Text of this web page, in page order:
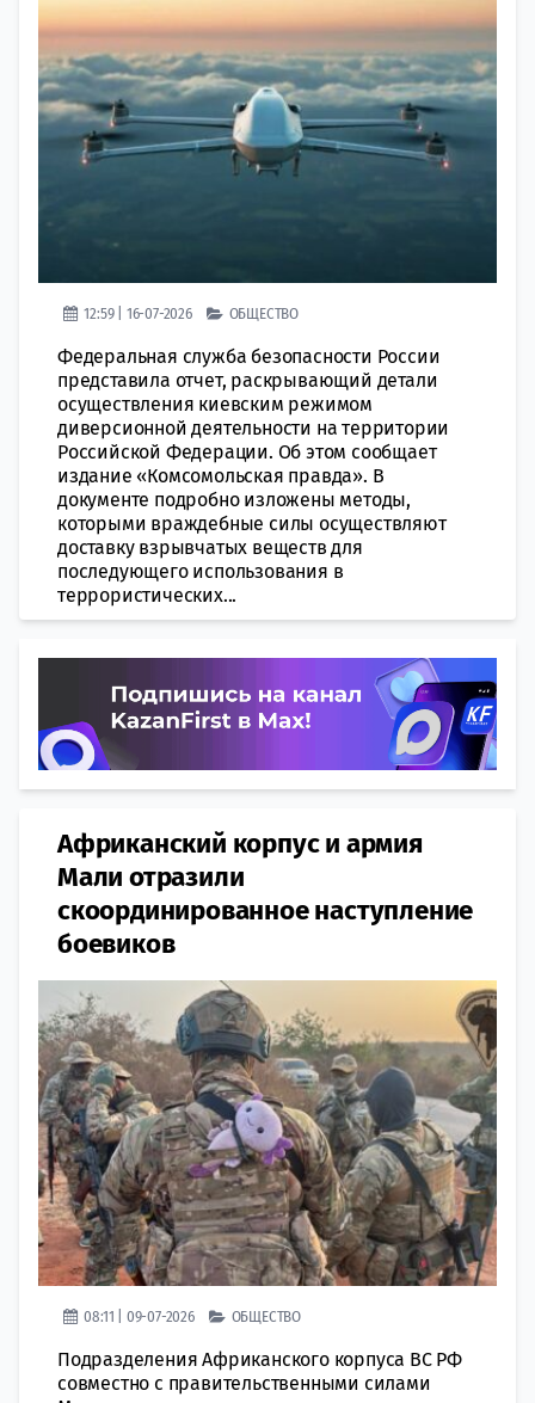
12:59 | 16-07-2026 ОБЩЕСТВО
Федеральная служба безопасности России
представила отчет, раскрывающий детали
осуществления киевским режимом
диверсионной деятельности на территории
Российской Федерации. Об этом сообщает
издание «Комсомольская правда». В
документе подробно изложены методы,
которыми враждебные силы осуществляют
доставку взрывчатых веществ для
последующего использования в
террористических...
Африканский корпус и армия
Мали отразили
скоординированное наступление
боевиков
08:11 | 09-07-2026 ОБЩЕСТВО
Подразделения Африканского корпуса ВС РФ
совместно с правительственными силами